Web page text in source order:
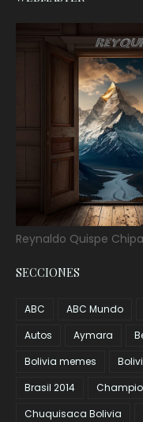
Reynaldo Quispe
SECCIONES
ABC ABC Mundo
Autos
Aymara
Bolivia memes
Brasil 2014
Chuquisaca Bolivia